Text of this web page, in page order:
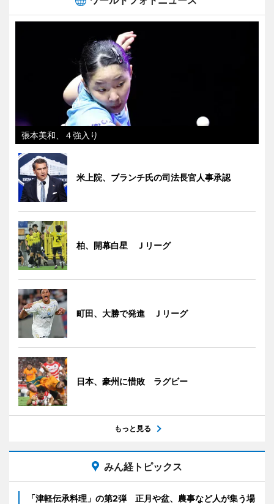
張本美和、４強入り
米上院、ブランチ氏の司法長官人事承認
柏、開幕白星 Ｊリーグ
町田、大勝で発進 Ｊリーグ
日本、豪州に惜敗 ラグビー
もっと見る
みん経トピックス
「津軽伝承料理」の第2弾 正月や盆、農事など人が集う場